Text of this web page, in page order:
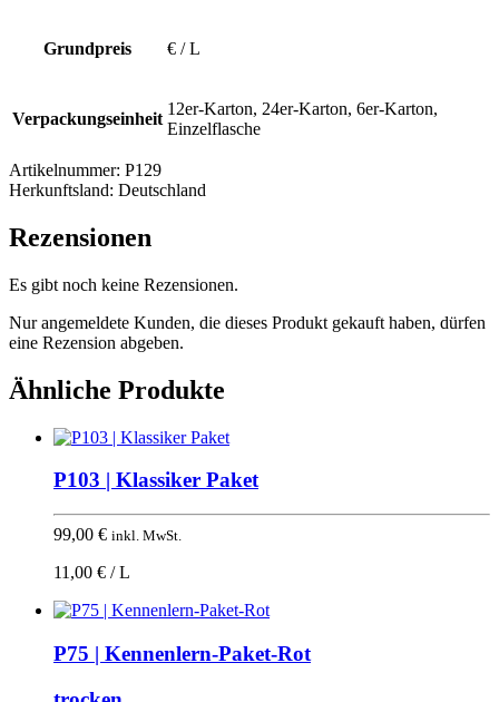
Grundpreis € / L
Verpackungseinheit
12er-Karton, 24er-Karton, 6er-Karton,
Einzelflasche
Artikelnummer: P129
Herkunftsland: Deutschland
Rezensionen
Es gibt noch keine Rezensionen.
Nur angemeldete Kunden, die dieses Produkt gekauft haben, dürfen
eine Rezension abgeben.
Ähnliche Produkte
P103 | Klassiker Paket
99,00 € inkl. MwSt.
11,00 € / L
P75 | Kennenlern-Paket-Rot